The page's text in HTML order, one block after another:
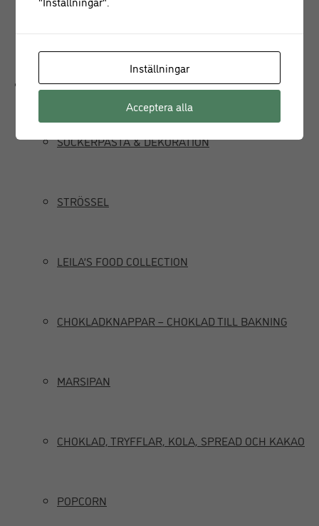
Delikatesser
SOCKERPASTA & DEKORATION
STRÖSSEL
LEILA’S FOOD COLLECTION
CHOKLADKNAPPAR – CHOKLAD TILL BAKNING
MARSIPAN
CHOKLAD, TRYFFLAR, KOLA, SPREAD OCH KAKAO
POPCORN
Inställningar
Acceptera alla